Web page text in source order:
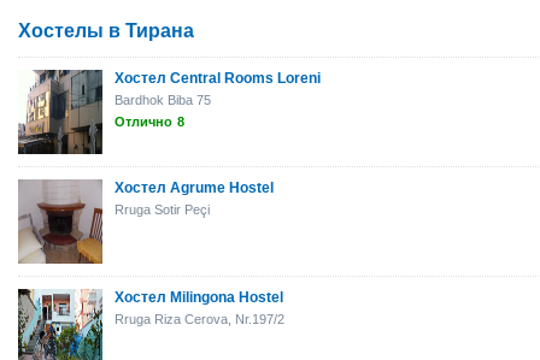
Хостелы в Тирана
Хостел Central Rooms Loreni
Bardhok Biba 75
Отлично 8
Хостел Agrume Hostel
Rruga Sotir Peçi
Хостел Milingona Hostel
Rruga Riza Cerova, Nr.197/2